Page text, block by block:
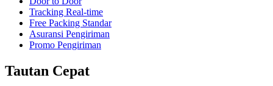
Tracking Real-time
Free Packing Standar
Asuransi Pengiriman
Promo Pengiriman
Tautan Cepat